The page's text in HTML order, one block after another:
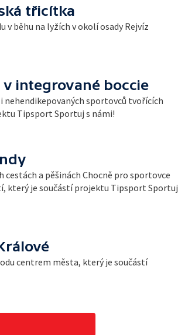
třicítka
v běhu na lyžích v okolí osady Rejvíz
integrované boccie
nehendikepovaných sportovců tvořících
Tipsport Sportuj s námi!
a pěšinách Chocně pro sportovce
který je součástí projektu Tipsport Sportuj
centrem města, který je součástí